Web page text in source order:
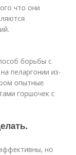
что они
борьбы с
пеларгонии из-
опытные
горшочек с
но